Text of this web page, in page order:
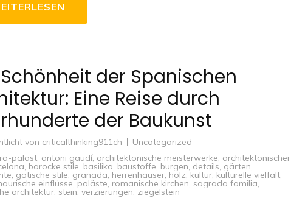
der Spanischen
Eine Reise durch
der Baukunst
von criticalthinking911ch
Uncategorized
palast, antoni gaudí, architektonische meisterwerke, architektonischer
, barocke stile, basilika, baustoffe, burgen, details, gärten,
, gotische stile, granada, herrenhäuser, holz, kultur, kulturelle vielfalt,
einflüsse,paläste, romanische kirchen, sagrada familia,
architektur, stein, verzierungen, ziegelstein